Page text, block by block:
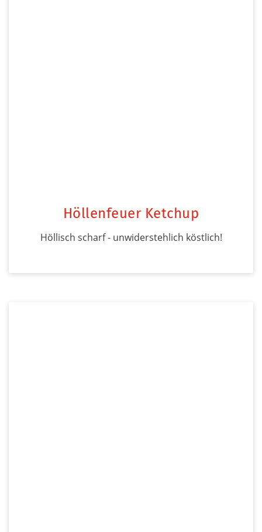
Höllenfeuer Ketchup
Höllisch scharf - unwiderstehlich köstlich!